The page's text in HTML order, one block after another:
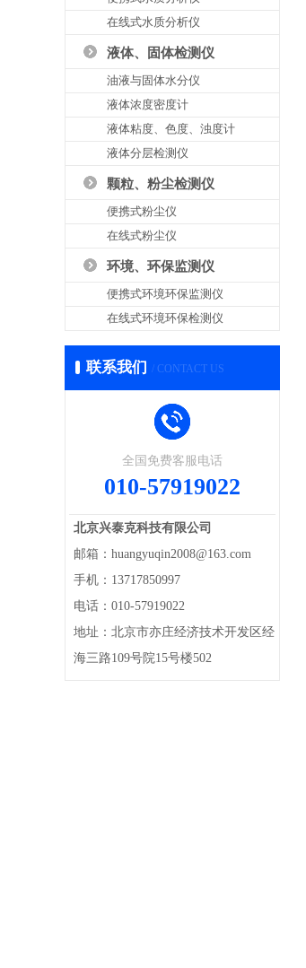
在线式水质分析仪
液体、固体检测仪
油液与固体水分仪
液体浓度密度计
液体粘度、色度、浊度计
液体分层检测仪
颗粒、粉尘检测仪
便携式粉尘仪
在线式粉尘仪
环境、环保监测仪
便携式环境环保监测仪
在线式环境环保检测仪
联系我们 / CONTACT US
全国免费客服电话
010-57919022
北京兴泰克科技有限公司
邮箱：huangyuqin2008@163.com
手机：13717850997
电话：010-57919022
地址：北京市亦庄经济技术开发区经
海三路109号院15号楼502